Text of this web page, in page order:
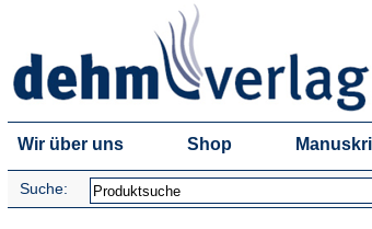
Wir über uns Shop
Suche: